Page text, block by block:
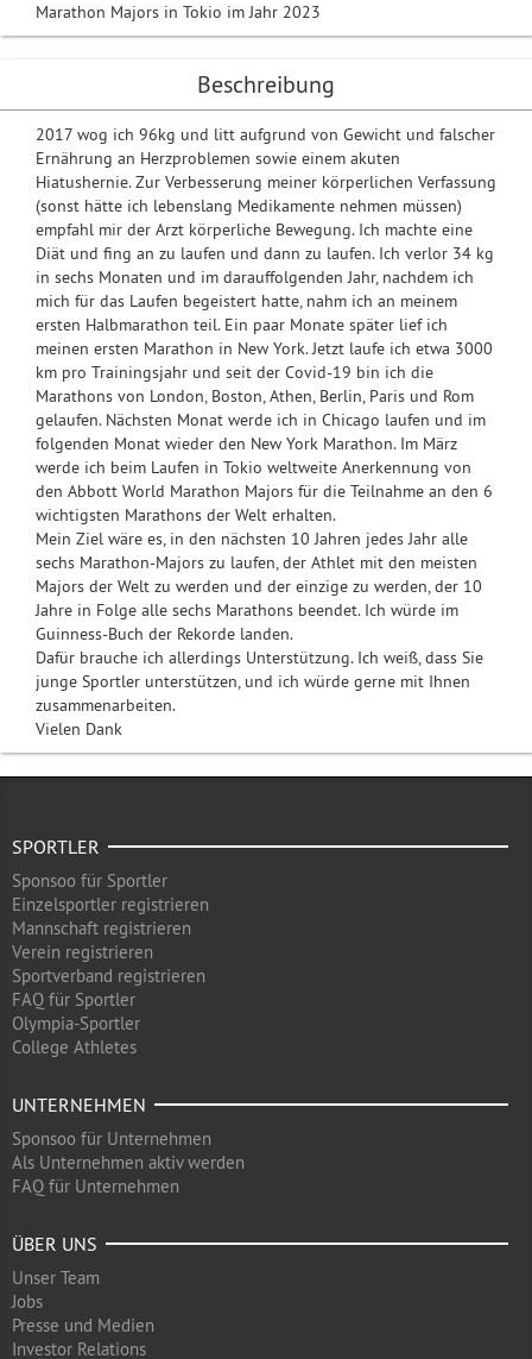
Marathon Majors in Tokio im Jahr 2023
Beschreibung
2017 wog ich 96kg und litt aufgrund von Gewicht und falscher
Ernährung an Herzproblemen sowie einem akuten
Hiatushernie. Zur Verbesserung meiner körperlichen Verfassung
(sonst hätte ich lebenslang Medikamente nehmen müssen)
empfahl mir der Arzt körperliche Bewegung. Ich machte eine
Diät und fing an zu laufen und dann zu laufen. Ich verlor 34 kg
in sechs Monaten und im darauffolgenden Jahr, nachdem ich
mich für das Laufen begeistert hatte, nahm ich an meinem
ersten Halbmarathon teil. Ein paar Monate später lief ich
meinen ersten Marathon in New York. Jetzt laufe ich etwa 3000
km pro Trainingsjahr und seit der Covid-19 bin ich die
Marathons von London, Boston, Athen, Berlin, Paris und Rom
gelaufen. Nächsten Monat werde ich in Chicago laufen und im
folgenden Monat wieder den New York Marathon. Im März
werde ich beim Laufen in Tokio weltweite Anerkennung von
den Abbott World Marathon Majors für die Teilnahme an den 6
wichtigsten Marathons der Welt erhalten.
Mein Ziel wäre es, in den nächsten 10 Jahren jedes Jahr alle
sechs Marathon-Majors zu laufen, der Athlet mit den meisten
Majors der Welt zu werden und der einzige zu werden, der 10
Jahre in Folge alle sechs Marathons beendet. Ich würde im
Guinness-Buch der Rekorde landen.
Dafür brauche ich allerdings Unterstützung. Ich weiß, dass Sie
junge Sportler unterstützen, und ich würde gerne mit Ihnen
zusammenarbeiten.
Vielen Dank
SPORTLER
Sponsoo für Sportler
Einzelsportler registrieren
Mannschaft registrieren
Verein registrieren
Sportverband registrieren
FAQ für Sportler
Olympia-Sportler
College Athletes
UNTERNEHMEN
Sponsoo für Unternehmen
Als Unternehmen aktiv werden
FAQ für Unternehmen
ÜBER UNS
Unser Team
Jobs
Presse und Medien
Investor Relations